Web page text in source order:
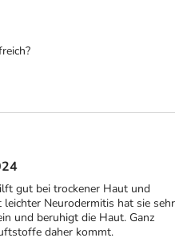
(GPSR)
gut bei trockener Haut und
leichter Neurodermitis hat sie sehr
und beruhigt die Haut. Ganz
daher kommt.